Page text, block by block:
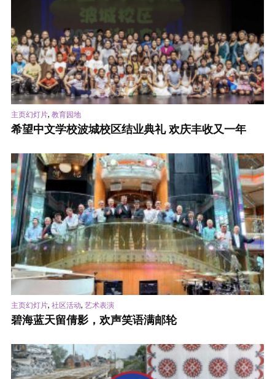
主页幻灯片, 教育园地
希望中文学校波城校区结业典礼 欢庆丰收又一年
主页幻灯片, 社区活动, 艺术表演
碧海蓝天留倩影，欢声笑语满邮轮